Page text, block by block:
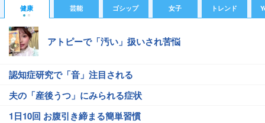
健康 芸能 ゴシップ 女子 トレンド
アトピーで「汚い」扱いされ苦悩
認知症研究で「音」注目される
夫の「産後うつ」にみられる症状
1日10回 お腹引き締まる簡単習慣